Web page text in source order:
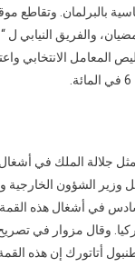
بالبرلمان. وتقاطع
والفريق النيابي ل
المعامل الانتخابي
وزير الشؤون الخارجية
في أشغال هذه
وقال مزوار في
أتاتورك إن هذه